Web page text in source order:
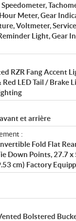
Meter, Gear
Voltmeter,
Light, Gear
RZR Fang Accent
Red LED Tail / Brake
et arrière
:
Fold Flat
Down Points, 27.7 x
cm) Factory
Bolstered